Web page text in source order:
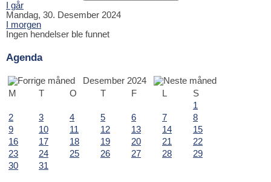
I går
Mandag, 30. Desember 2024
I morgen
Ingen hendelser ble funnet
Agenda
Desember 2024
M
T O T F L
S
1
2
3 4 5 6 7
8
9
10 11 12 13 14
15
16
17 18 19 20 21
22
23
24 25 26 27 28
29
30
31